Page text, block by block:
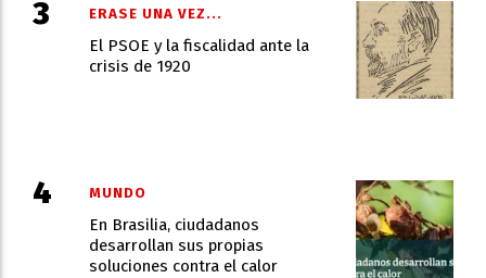
El PSOE y la fiscalidad ante la
crisis de 1920
ERASE UNA VEZ...
En Brasilia, ciudadanos
desarrollan sus propias
soluciones contra el calor
MUNDO